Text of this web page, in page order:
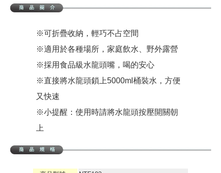
※可折疊收納，輕巧不占空間
※適用於各種場所，家庭飲水、野外露營
※採用食品級水龍頭嘴，喝的安心
※直接將水龍頭鎖上5000ml桶裝水，方便
又快速
※小提醒：使用時請將水龍頭按壓開關朝
上